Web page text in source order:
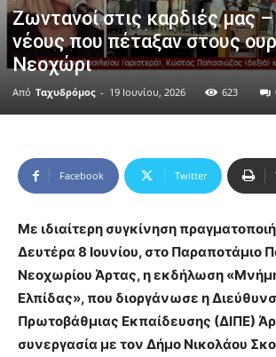
Ζωντανοί στις καρδιές μας –
νέους που πέταξαν στους
Νεοχώρι
Από Ταχυδρόμος - 19 Ιουνίου, 2026 623
Facebook Twitter
Με ιδιαίτερη συγκίνηση
Δευτέρα 8 Ιουνίου, στο Παραποτάμιο
Νεοχωρίου Άρτας, η εκδήλωση
Ελπίδας», που διοργάνωσε η
Πρωτοβάθμιας Εκπαίδευσης (ΔΙΠΕ)
συνεργασία με τον Δήμο Νικολάου